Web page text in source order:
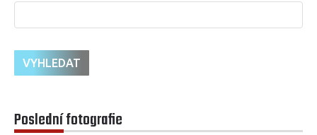
Poslední fotografie